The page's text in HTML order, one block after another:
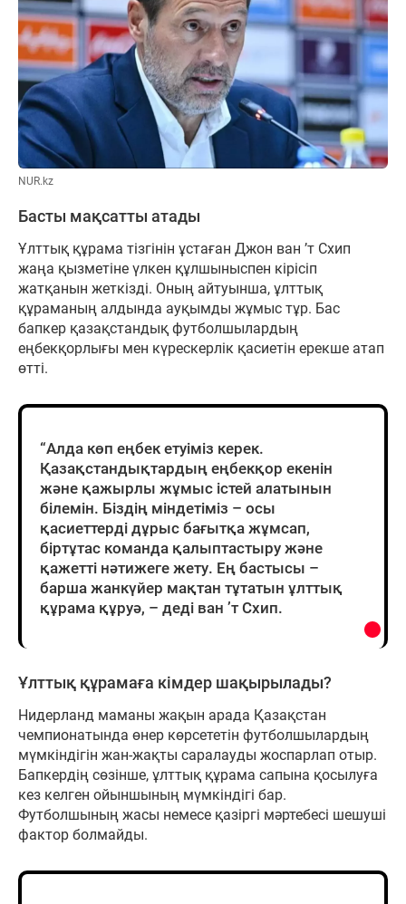
NUR.kz
Басты мақсатты атады
Ұлттық құрама тізгінін ұстаған Джон ван ’т Схип
жаңа қызметіне үлкен құлшыныспен кірісіп
жатқанын жеткізді. Оның айтуынша, ұлттық
құраманың алдында ауқымды жұмыс тұр. Бас
бапкер қазақстандық футболшылардың
еңбекқорлығы мен күрескерлік қасиетін ерекше атап
өтті.
“Алда көп еңбек етуіміз керек.
Қазақстандықтардың еңбекқор екенін
және қажырлы жұмыс істей алатынын
білемін. Біздің міндетіміз – осы
қасиеттерді дұрыс бағытқа жұмсап,
біртұтас команда қалыптастыру және
қажетті нәтижеге жету. Ең бастысы –
барша жанкүйер мақтан тұтатын ұлттық
құрама құруә, – деді ван ’т Схип.
Ұлттық құрамаға кімдер шақырылады?
Нидерланд маманы жақын арада Қазақстан
чемпионатында өнер көрсететін футболшылардың
мүмкіндігін жан-жақты саралауды жоспарлап отыр.
Бапкердің сөзінше, ұлттық құрама сапына қосылуға
кез келген ойыншының мүмкіндігі бар.
Футболшының жасы немесе қазіргі мәртебесі шешуші
фактор болмайды.